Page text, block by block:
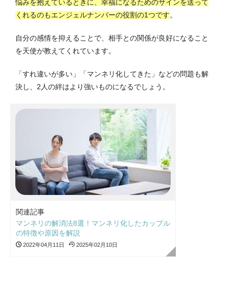
悩みを抱えているときに、 幸福になるためのサインを送って
くれるのもエンジェルナンバーの役割の1つです。
自分の感情を抑えることで、相手との関係が良好になること
を天使が教えてくれています。
「すれ違いが多い」「マンネリ化してきた」などの問題も解
決し、2人の絆はより強いものになるでしょう。
関連記事
マンネリの解消法8選！マンネリ化したカップル
の特徴や原因を解説
2022年04月11日 2025年02月10日